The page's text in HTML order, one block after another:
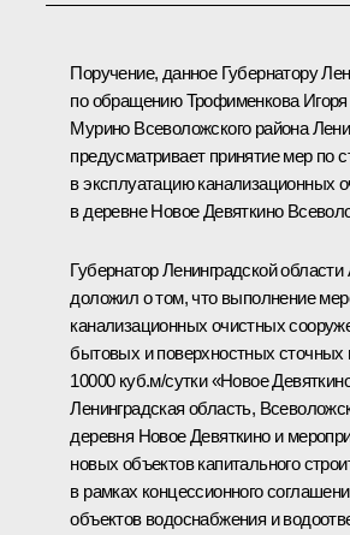
Поручение, данное Губернатору
по обращению Трофименкова Игоря
Мурино Всеволожского района
предусматривает принятие мер по
в эксплуатацию канализационных
в деревне Новое Девяткино
Губернатор Ленинградской
доложил о том, что выполнение
канализационных очистных
бытовых и поверхностных сточных
10000 куб.м/сутки «Новое
Ленинградская область,
деревня Новое Девяткино и
новых объектов капитального
в рамках концессионного
объектов водоснабжения и